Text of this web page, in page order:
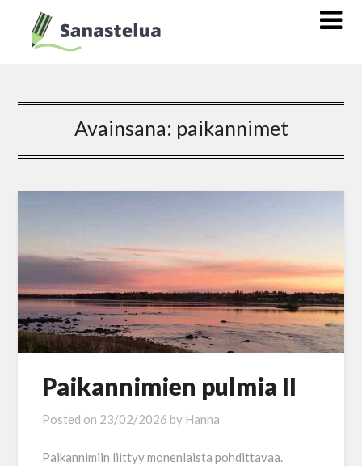
Avainsana: paikannimet
Paikannimien pulmia II
Posted on 23/02/2026 by Hanna
Paikannimiin liittyy monenlaista pohdittavaa.